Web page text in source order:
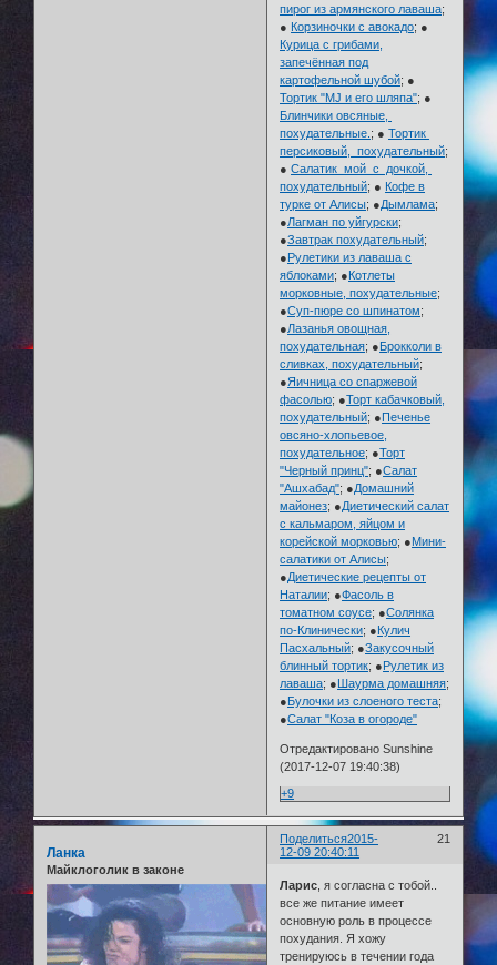
пирог из армянского лаваша;
● Корзиночки с авокадо; ●
Курица с грибами,
запечённая под
картофельной шубой; ●
Тортик "MJ и его шляпа"; ●
Блинчики овсяные,
похудательные. ; ●Тортик
персиковый, похудательный;
●Салатик мой с дочкой,
похудательный; ● Кофе в
турке от Алисы; ●Дымлама;
●Лагман по уйгурски;
●Завтрак похудательный;
● Рулетики из лаваша с
яблоками; ● Котлеты
морковные, похудательные;
●Суп-пюре со шпинатом;
●Лазанья овощная,
похудательная; ● Брокколи в
сливках, похудательный;
●Яичница со спаржевой
фасолью; ●Торт кабачковый,
похудательный; ● Печенье
овсяно-хлопьевое,
похудательное; ●Торт
"Черный принц"; ●Салат
"Ашхабад"; ●Домашний
майонез; ●Диетический салат
с кальмаром, яйцом и
корейской морковью; ●Мини-
салатики от Алисы;
●Диетические рецепты от
Наталии; ●Фасоль в
томатном соусе; ●Солянка
по-Клинически; ● Кулич
Пасхальный; ●Закусочный
блинный тортик; ● Рулетик из
лаваша; ● Шаурма домашняя;
● Булочки из слоеного теста;
●Салат "Коза в огороде"
Отредактировано Sunshine
(2017-12-07 19:40:38)
+9
Поделиться 21
2015-
12-09 20:40:11
Ланка
Майклоголик в законе
Ларис , я согласна с тобой..
все же питание имеет
основную роль в процессе
похудания. Я хожу
тренируюсь в течении года